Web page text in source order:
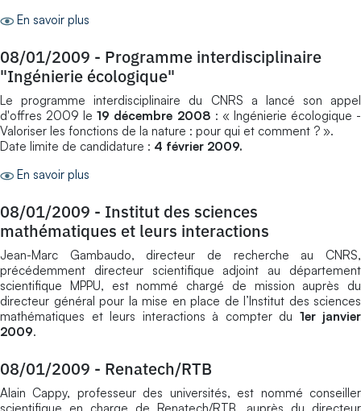
En savoir plus
08/01/2009 - Programme interdisciplinaire
"Ingénierie écologique"
Le programme interdisciplinaire du CNRS a lancé son appel
d'offres 2009 le19 décembre 2008 : « Ingénierie écologique -
Valoriser les fonctions de la nature : pour qui et comment ? ».
Date limite de candidature : 4 février 2009.
En savoir plus
08/01/2009 - Institut des sciences
mathématiques et leurs interactions
Jean-Marc Gambaudo, directeur de recherche au CNRS,
précédemment directeur scientifique adjoint au département
scientifique MPPU, est nommé chargé de mission auprès du
directeur général pour la mise en place de l’Institut des sciences
mathématiques et leurs interactions à compter du 1er janvier
2009.
08/01/2009 - Renatech/RTB
Alain Cappy, professeur des universités, est nommé conseiller